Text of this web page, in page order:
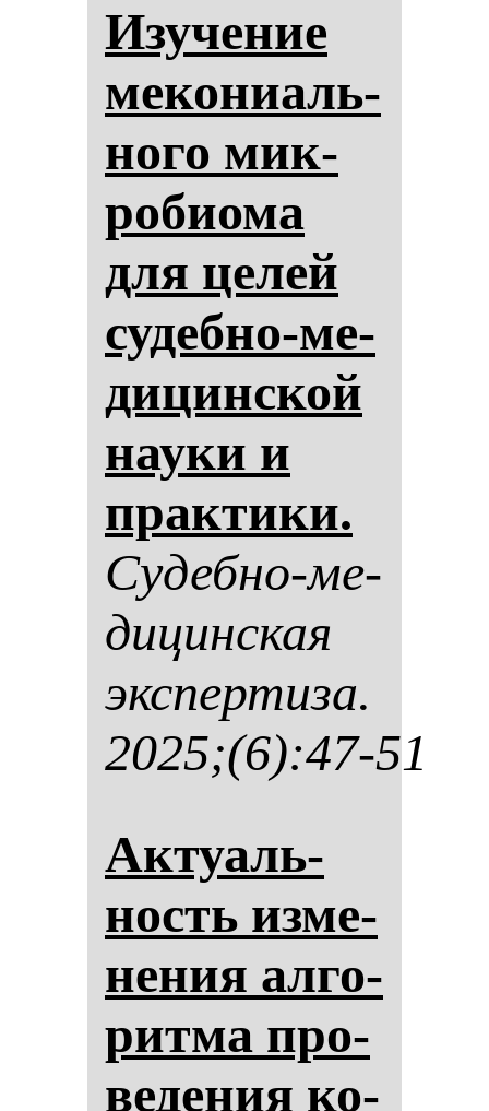
Изу­че­ние
ме­ко­ни­аль­
но­го мик­
ро­би­ома
для це­лей
су­деб­но-ме­
ди­цин­ской
на­уки и
прак­ти­ки.
Су­деб­но-ме­
ди­цин­ская
эк­спер­ти­за.
2025;(6):47-51
Ак­ту­аль­
ность из­ме­
не­ния ал­го­
рит­ма про­
ве­де­ния ко­